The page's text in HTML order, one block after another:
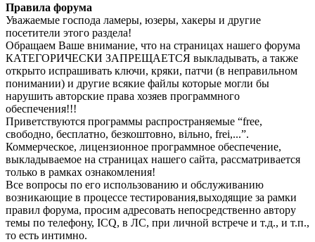
Правила форума
Уважаемые господа ламеры, юзеры, хакеры и другие
посетители этого раздела!
Обращаем Ваше внимание, что на страницах нашего форума
КАТЕГОРИЧЕСКИ ЗАПРЕЩАЕТСЯ выкладывать, а также
открыто испрашивать ключи, кряки, патчи (в неправильном
понимании) и другие всякие файлы которые могли бы
нарушить авторские права хозяев программного
обеспечения!!!
Приветствуются программы распространяемые “free,
свободно, бесплатно, безкоштовно, вільно, frei,...”.
Коммерческое, лицензионное программное обеспечение,
выкладываемое на страницах нашего сайта, рассматривается
только в рамках ознакомления!
Все вопросы по его использованию и обслуживанию
возникающие в процессе тестирования,выходящие за рамки
правил форума, просим адресовать непосредственно автору
темы по телефону, ICQ, в ЛС, при личной встрече и т.д., и т.п.,
то есть интимно.